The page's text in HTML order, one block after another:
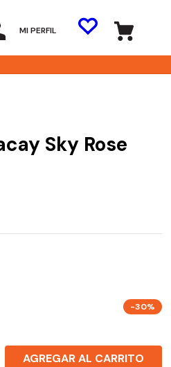
MI PERFIL
Sky Rose
-30%
AGREGAR AL CARRITO